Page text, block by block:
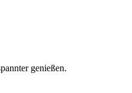
genießen.